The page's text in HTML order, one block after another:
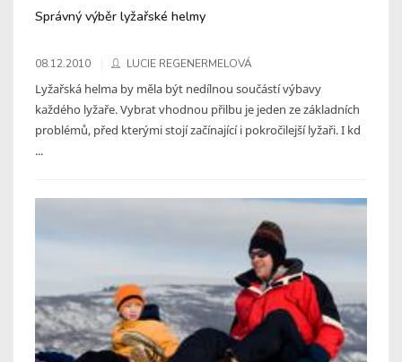
Správný výběr lyžařské helmy
08.12.2010 LUCIE REGENERMELOVÁ
Lyžařská helma by měla být nedílnou součástí výbavy
každého lyžaře. Vybrat vhodnou přilbu je jeden ze základních
problémů, před kterými stojí začínající i pokročilejší lyžaři. I kd
...